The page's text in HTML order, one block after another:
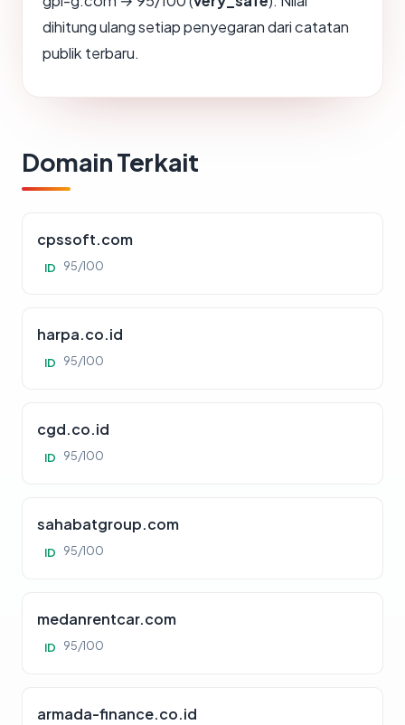
dihitung ulang setiap penyegaran dari catatan
publik terbaru.
Domain Terkait
cpssoft.com
ID 95/100
harpa.co.id
ID 95/100
cgd.co.id
ID 95/100
sahabatgroup.com
ID 95/100
medanrentcar.com
ID 95/100
armada-finance.co.id